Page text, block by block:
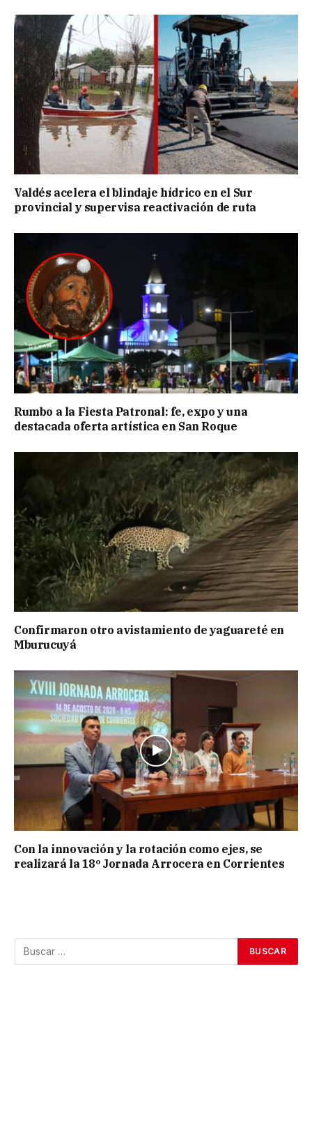
Valdés acelera el blindaje hídrico en el Sur
provincial y supervisa reactivación de ruta
Rumbo a la Fiesta Patronal: fe, expo y una
destacada oferta artística en San Roque
Confirmaron otro avistamiento de yaguareté en
Mburucuyá
Con la innovación y la rotación como ejes, se
realizará la 18º Jornada Arrocera en Corrientes